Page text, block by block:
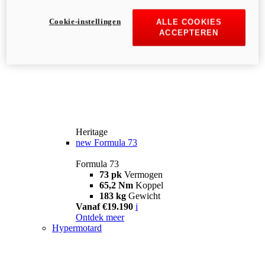
Heritage
new Formula 73
Formula 73
73 pk Vermogen
65,2 Nm Koppel
183 kg Gewicht
Vanaf €19.190 i
Ontdek meer
Hypermotard
ALLE COOKIES
ACCEPTEREN
Cookie-instellingen